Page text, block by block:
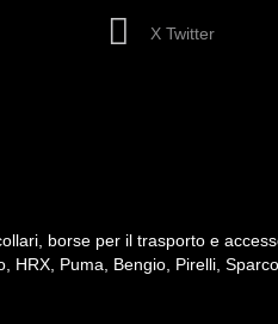
X Twitter
borse per il trasporto e
HRX, Puma, Bengio, Pirelli,